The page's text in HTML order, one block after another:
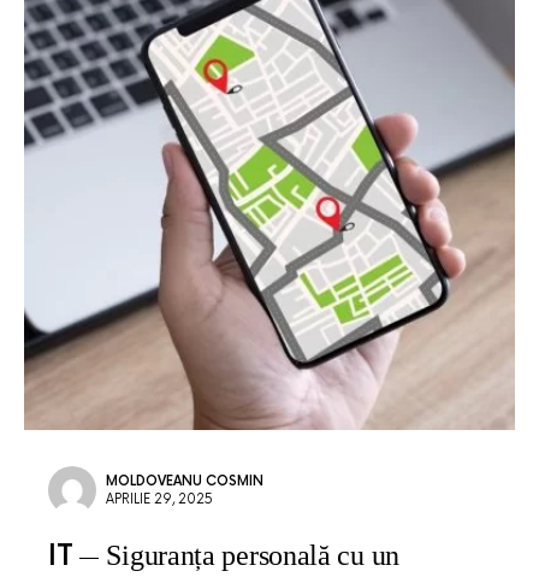
MOLDOVEANU COSMIN
APRILIE 29, 2025
IT
Siguranța personală cu un